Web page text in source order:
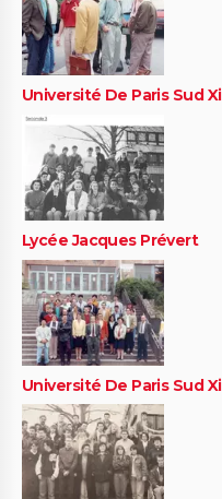
Université De Paris Sud Xi
Lycée Jacques Prévert
Université De Paris Sud Xi